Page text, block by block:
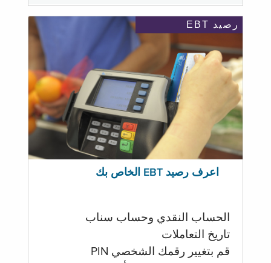
رصيد EBT
اعرف رصيد EBT الخاص بك
الحساب النقدي وحساب سناب
تاريخ التعاملات
قم بتغيير رقمك الشخصي PIN